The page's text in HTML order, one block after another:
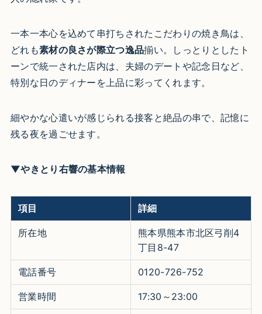
一本一本心を込めて串打ちされたこだわりの焼き鳥は、
どれも素材の良さが際立つ逸品揃い。しっとりとしたト
ーンで統一された店内は、夫婦のデートや記念日など、
特別な日のディナーを上品に彩ってくれます。
細やかな心遣いが感じられる接客と絶品の串で、記憶に
残る夜を過ごせます。
▼やきとり右響の基本情報
項目 詳細
所在地
熊本県熊本市北区弓削4
丁目8-47
電話番号 0120-726-752
営業時間 17:30～23:00